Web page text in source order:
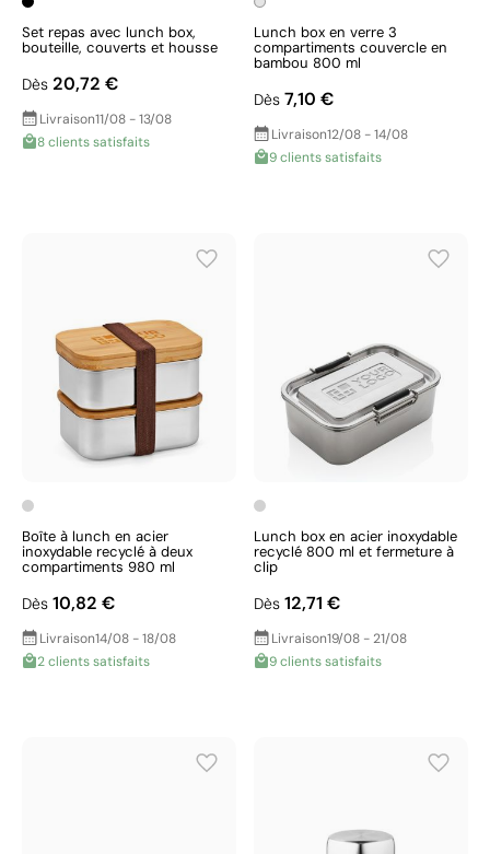
Set repas avec lunch box,
bouteille, couverts et housse
Dès 20,72 €
Livraison11/08 - 13/08
8 clients satisfaits
Lunch box en verre 3
compartiments couvercle en
bambou 800 ml
Dès 7,10 €
Livraison12/08 - 14/08
9 clients satisfaits
Boîte à lunch en acier
inoxydable recyclé à deux
compartiments 980 ml
Dès 10,82 €
Livraison14/08 - 18/08
2 clients satisfaits
Lunch box en acier inoxydable
recyclé 800 ml et fermeture à
clip
Dès 12,71 €
Livraison19/08 - 21/08
9 clients satisfaits